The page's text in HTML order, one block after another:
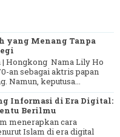
yang Menang Tanpa
| Hongkong Nama Lily Ho
an sebagai aktris papan
Namun, keputusa...
Informasi di Era Digital:
Berilmu
menerapkan cara
Islam di era digital